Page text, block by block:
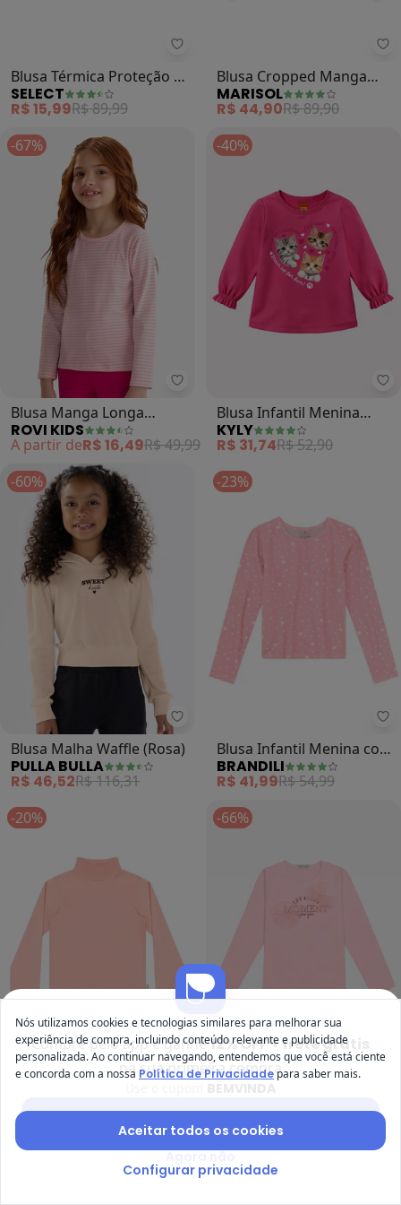
Select - Blusa Térmica Proteção
Blusa Térmica Proteção Uv
Praia Manga Longa (Rosa)
SELECT
R$ 15,99R$ 89,99
Blusa Cropped Manga
Longa Infantil (Rosa)
MARISOL
R$ 44,90R$ 89,90
-67%
Rovi Kids - Blusa Manga Longa
Blusa Manga Longa
Feminina Listrado (Rosa)
ROVI KIDS
A partir deR$ 16,49R$ 49,99
-40%
Blusa Infantil Menina
Gatinhos (Rosa)
KYLY
R$ 31,74R$ 52,90
-60%
Pulla Bulla - Blusa Malha Waffle
Blusa Malha Waffle (Rosa)
PULLA BULLA
R$ 46,52R$ 116,31
-23%
Blusa Infantil Menina com
Mini Flores (Rosa)
BRANDILI
R$ 41,99R$ 54,99
-20%
Elian - Blusa Infantil Menina Life
Blusa Infantil Menina Life
Colors (Rosa)
R$ 43,92R$ 54,90
-66%
Blusa Feminina Cotton
(Rosa)
A partir deR$ 25,49R$
-60%
-70%
Compre pelo app e ganhe12% OFF + frete grátis
na sua primeira compra
Nós utilizamos cookies e tecnologias similares para melhorar sua
experiência de compra, incluindo conteúdo relevante e publicidade
personalizada. Ao continuar navegando, entendemos que você está ciente
e concorda com a nossa Política de Privacidade para saber mais.
Aceitar todos os cookies
Configurar privacidade